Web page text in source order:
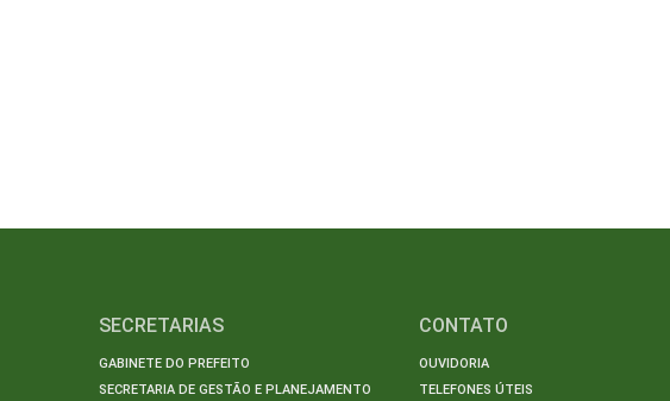
SECRETARIAS
GABINETE DO PREFEITO
SECRETARIA DE GESTÃO E PLANEJAMENTO
CONTATO
OUVIDORIA
TELEFONES ÚTEIS